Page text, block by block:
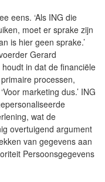
eens. ‘Als ING die
moet er sprake zijn
is hier geen sprake.’
Gerard
houdt in dat de financiële
processen,
marketing dus.’ ING
wat de
overtuigend argument
van gegevens aan
Persoonsgegevens